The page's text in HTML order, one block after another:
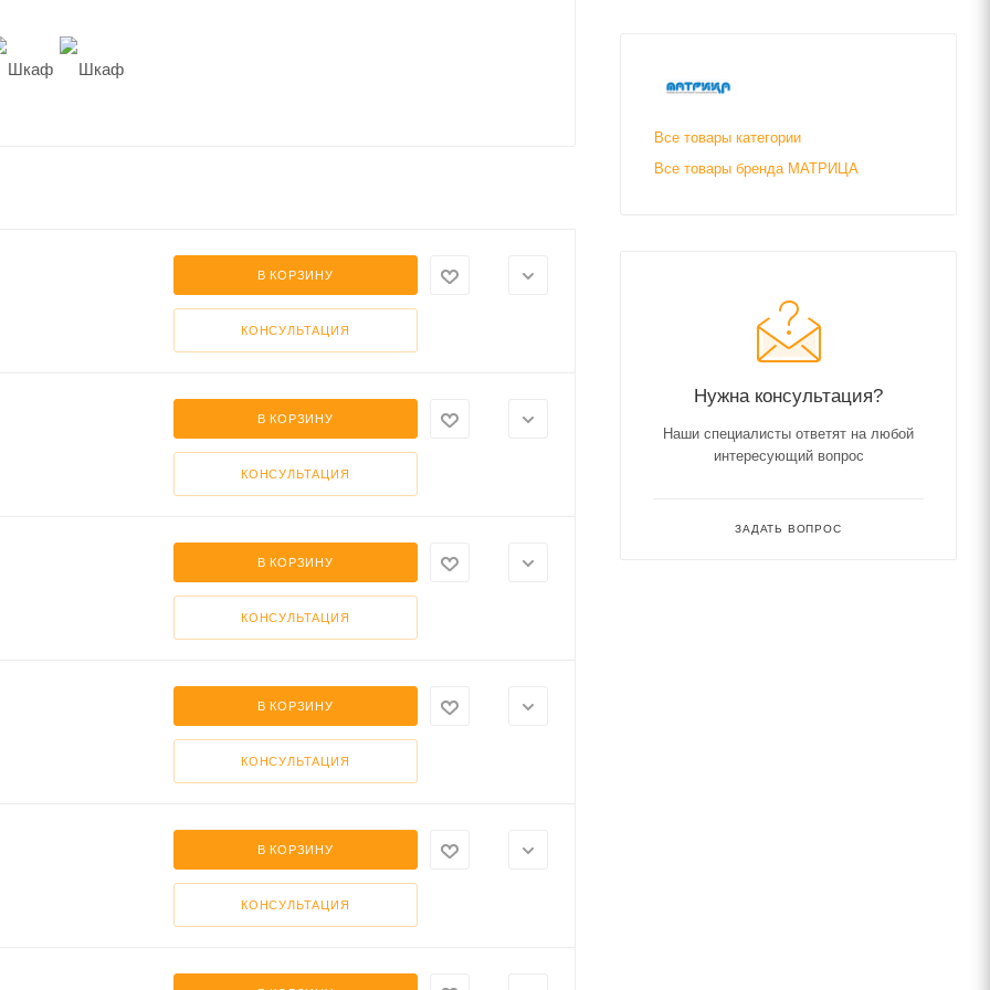
В КОРЗИНУ
КОНСУЛЬТАЦИЯ
В КОРЗИНУ
КОНСУЛЬТАЦИЯ
В КОРЗИНУ
КОНСУЛЬТАЦИЯ
В КОРЗИНУ
КОНСУЛЬТАЦИЯ
В КОРЗИНУ
КОНСУЛЬТАЦИЯ
Все товары категории
Все товары бренда МАТРИЦА
Нужна консультация?
Наши специалисты ответят на любой
интересующий вопрос
ЗАДАТЬ ВОПРОС